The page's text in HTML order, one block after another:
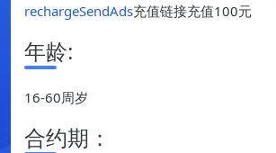
rechargeSendAds充值链接充值100元
年龄:
16-60周岁
合约期：